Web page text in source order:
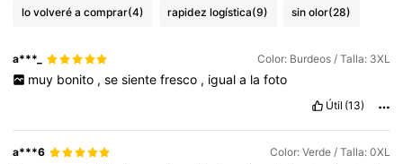
lo volveré a comprar(4) rapidez logística(9) sin olor(28)
a***_ Color: Burdeos / Talla: 3XL
muy bonito , se siente fresco , igual a la foto
Útil (13)
a***6 Color: Verde / Talla: 0XL